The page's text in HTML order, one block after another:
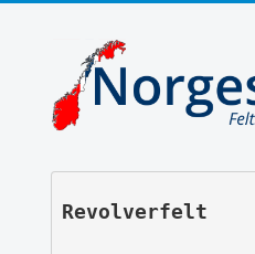
Revolverfelt